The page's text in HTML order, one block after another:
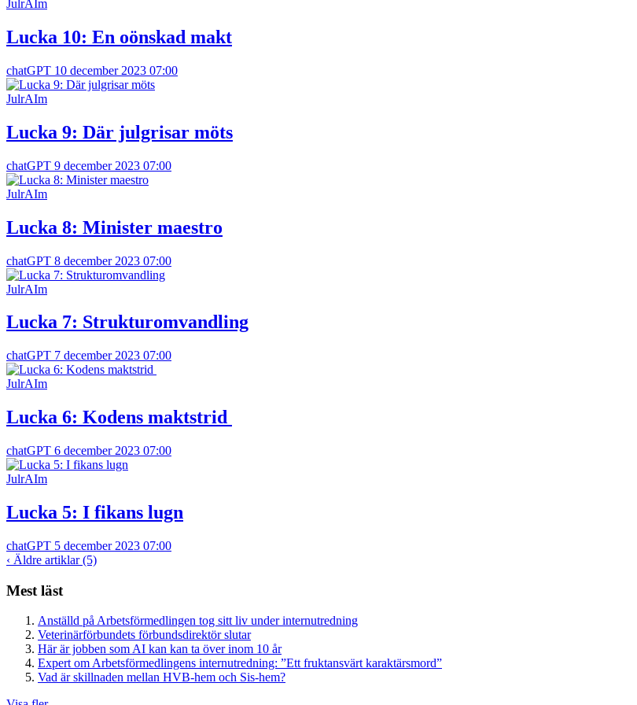
JulrAIm
Lucka 10: En oönskad makt
chatGPT 10 december 2023 07:00
JulrAIm
Lucka 9: Där julgrisar möts
chatGPT 9 december 2023 07:00
JulrAIm
Lucka 8: Minister maestro
chatGPT 8 december 2023 07:00
JulrAIm
Lucka 7: Strukturomvandling
chatGPT 7 december 2023 07:00
JulrAIm
Lucka 6: Kodens maktstrid
chatGPT 6 december 2023 07:00
JulrAIm
Lucka 5: I fikans lugn
chatGPT 5 december 2023 07:00
‹ Äldre artiklar (5)
Mest läst
Anställd på Arbetsförmedlingen tog sitt liv under internutredning
Veterinärförbundets förbundsdirektör slutar
Här är jobben som AI kan kan ta över inom 10 år
Expert om Arbetsförmedlingens internutredning: ”Ett fruktansvärt karaktärsmord”
Vad är skillnaden mellan HVB-hem och Sis-hem?